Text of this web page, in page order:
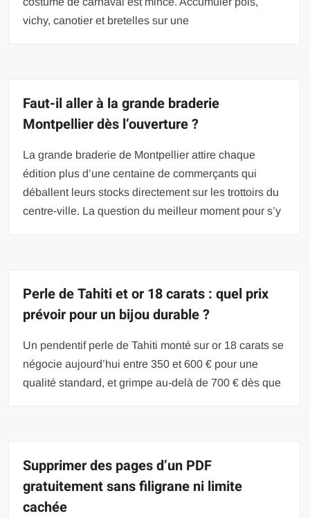
vichy, canotier et bretelles sur une
Faut-il aller à la grande braderie
Montpellier dès l’ouverture ?
La grande braderie de Montpellier attire chaque
édition plus d’une centaine de commerçants qui
déballent leurs stocks directement sur les trottoirs du
centre-ville. La question du meilleur moment pour s’y
Perle de Tahiti et or 18 carats : quel prix
prévoir pour un bijou durable ?
Un pendentif perle de Tahiti monté sur or 18 carats se
négocie aujourd’hui entre 350 et 600 € pour une
qualité standard, et grimpe au-delà de 700 € dès que
Supprimer des pages d’un PDF
gratuitement sans filigrane ni limite
cachée